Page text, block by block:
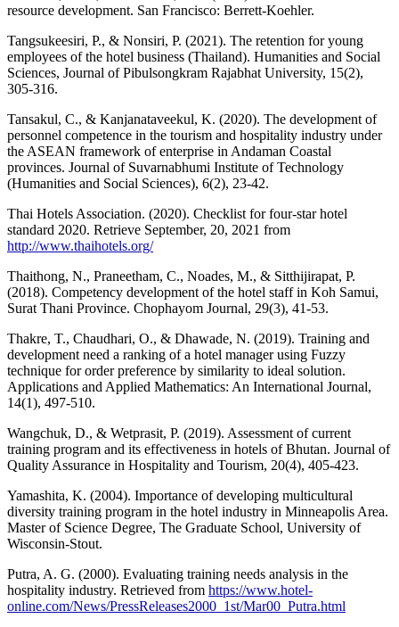
resource development. San Francisco: Berrett-Koehler.
Tangsukeesiri, P., & Nonsiri, P. (2021). The retention for young
employees of the hotel business (Thailand). Humanities and Social
Sciences, Journal of Pibulsongkram Rajabhat University, 15(2),
305-316.
Tansakul, C., & Kanjanataveekul, K. (2020). The development of
personnel competence in the tourism and hospitality industry under
the ASEAN framework of enterprise in Andaman Coastal
provinces. Journal of Suvarnabhumi Institute of Technology
(Humanities and Social Sciences), 6(2), 23-42.
Thai Hotels Association. (2020). Checklist for four-star hotel
standard 2020. Retrieve September, 20, 2021 from
http://www.thaihotels.org/
Thaithong, N., Praneetham, C., Noades, M., & Sitthijirapat, P.
(2018). Competency development of the hotel staff in Koh Samui,
Surat Thani Province. Chophayom Journal, 29(3), 41-53.
Thakre, T., Chaudhari, O., & Dhawade, N. (2019). Training and
development need a ranking of a hotel manager using Fuzzy
technique for order preference by similarity to ideal solution.
Applications and Applied Mathematics: An International Journal,
14(1), 497-510.
Wangchuk, D., & Wetprasit, P. (2019). Assessment of current
training program and its effectiveness in hotels of Bhutan. Journal of
Quality Assurance in Hospitality and Tourism, 20(4), 405-423.
Yamashita, K. (2004). Importance of developing multicultural
diversity training program in the hotel industry in Minneapolis Area.
Master of Science Degree, The Graduate School, University of
Wisconsin-Stout.
Putra, A. G. (2000). Evaluating training needs analysis in the
hospitality industry. Retrieved from https://www.hotel-
online.com/News/PressReleases2000_1st/Mar00_Putra.html